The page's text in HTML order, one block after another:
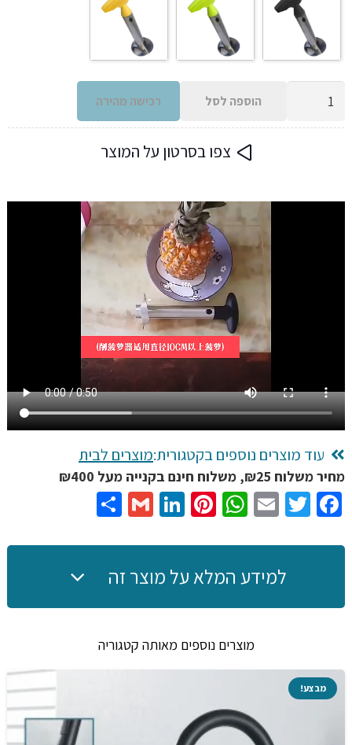
פטנט
הוספה לסל רכישה מהירה
צפו בסרטון על המוצר
עוד מוצרים נוספים בקטגורית:מוצרים לבית
מחיר משלוח ₪25, משלוח חינם בקנייה מעל ₪400
Facebook
Twitter
Email
WhatsApp
Pinterest
LinkedIn
Gmail
למידע המלא על מוצר זה
מוצרים נוספים מאותה קטגוריה
מבצע!